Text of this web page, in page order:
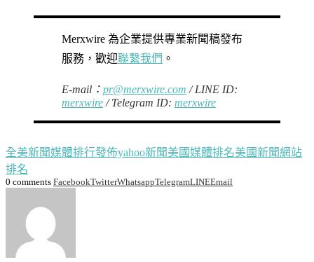
Merxwire 為企業提供專業新聞稿發布
服務，歡迎聯繫我們 。
E-mail： pr@merxwire.com / LINE ID:
merxwire / Telegram ID: merxwire
全美新聞媒體排行發佈yahoo新聞美國媒體排名美國新聞網站
排名
0 comments FacebookTwitterWhatsappTelegramLINEEmail